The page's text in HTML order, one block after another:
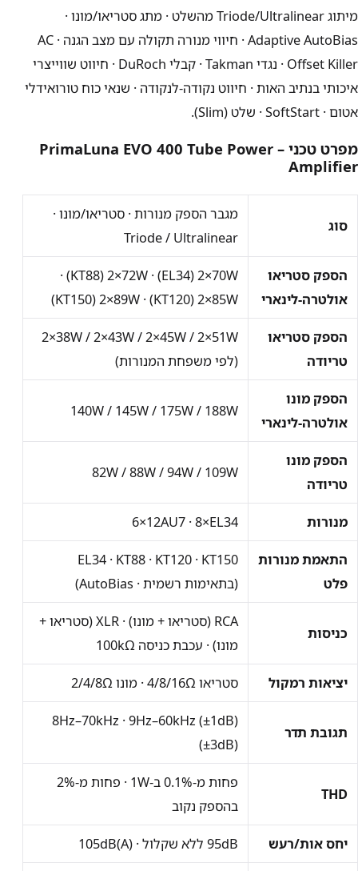
מיתוג Triode/Ultralinear מהשלט · מתג סטריאו/מונו ·
Adaptive AutoBias · חיווי מנורה תקולה עם מצב הגנה · AC
Offset Killer · נגדי Takman · קבלי DuRoch · חיווט שווייצרי
איכותי בנתיב האות · חיווט נקודה-לנקודה · שנאי כוח טורואידלי
אטום · SoftStart · שלט (Slim).
מפרט טכני – PrimaLuna EVO 400 Tube Power
Amplifier
סוג
מגבר הספק מנורות · סטריאו/מונו ·
Triode / Ultralinear
הספק סטריאו
אולטרה-לינארי
2×70W
(EL34) ·
2×72W
(KT88) ·
2×85W
(KT120) ·
2×89W
(KT150)
הספק סטריאו
טריודה
2×38W / 2×43W / 2×45W / 2×51W
(לפי משפחת המנורות)
הספק מונו
אולטרה-לינארי
140W / 145W / 175W / 188W
הספק מונו
טריודה
82W / 88W / 94W / 109W
מנורות 8×EL34
·
6×12AU7
התאמת מנורות
פלט
EL34 · KT88 · KT120 · KT150
(בתאימות רשמית · AutoBias)
כניסות
RCA (סטריאו + מונו) · XLR (סטריאו +
מונו) · עכבת כניסה 100kΩ
יציאות רמקול סטריאו4/8/16Ω· מונו2/4/8Ω
תגובת תדר
9Hz–60kHz (±1dB)
·
8Hz–70kHz
(±3dB)
THD
פחות מ-0.1%ב-1W · פחות מ-2%
בהספק נקוב
יחס אות/רעש 95dB ללא שקלול · 105dB(A)